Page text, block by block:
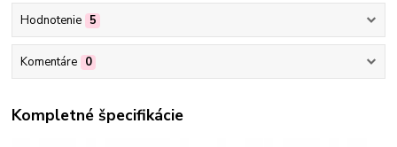
Hodnotenie 5
Komentáre 0
Kompletné špecifikácie